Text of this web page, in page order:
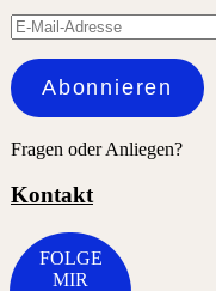
E-
Mail-
Adresse
Abonnieren
Fragen oder Anliegen?
Kontakt
FOLGE
MIR